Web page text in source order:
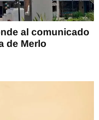
al comunicado
de Merlo